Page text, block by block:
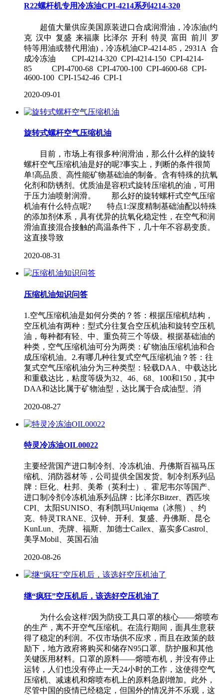
R22螺杆机专用冷冻油CPI-4214系列4214-320
超值大量供应美国原装进口合成润滑油，冷冻油(约
克 汉中 复盛 来福康 比泽尔 开利 特灵 富田 前川 罗
特等用油或替代用油)，冷冻机油CP-4214-85，2931A 合
成冷冻油 CPI-4214-320 CPI-4214-150 CPI-4214-
85 CPI-4700-68 CPI-4700-100 CPI-4600-68 CPI-
4600-100 CPI-1542-46 CPI-1
2020-09-01
旋转式螺杆空气压缩机油
目前，市场上有很多种润滑油，那么什么样的旋转
螺杆空气压缩机油是好的呢?事实上，判断的条件很简
单!高品质、高性能矿物基础油的制备。含有特殊的抗氧
化剂和防锈剂。优质油是容积式旋转压缩机的油，可用
于压力油喷射润滑。 那么好的旋转螺杆式空气压缩
机油有什么特点呢? 特点1:深度精制基础油配以特殊
的添加剂体系，具有优异的抗氧化稳定性，在空气和润
滑油直接混合接触的高温条件下，几十年不容易变质。
这直接导致
2020-08-31
压缩机油知识问答
1.空气压缩机油是如何分类的？答：根据压缩机结构，
空压机油有两种：型式分往复合空压机油和旋转空压机
油，每种都有轻、中、重负荷三个等级。根据基础油的
种类，空气压缩机油可分为两类：矿物油压缩机油和合
成压缩机油。2.有哪几种往复式空气压缩机油？答：往
复式空气压缩机油分为三种类型：轻载DAA、中载达比
和重载达比，粘度等级为32、46、68、100和150，其中
DAA和达比属于矿物油型，达比属于合成油型。消
2020-08-27
特灵冷冻油OIL00022
主要经营国产进口制冷剂、冷冻机油、丹佛斯百福马压
缩机、消防器材等，公司提供全国发货。制冷剂系列品
牌：巨化、杜邦、美希（英利士）、霍尼韦尔等国产、
进口制冷剂冷冻机油系列品牌：比泽尔Bitzer、西匹埃
CPI、太阳SUNISO、有利凯玛Uniqema（冰熊）、约
克、特灵TRANE、汉钟、开利、复盛、丹佛斯、昆仑
KunLun、壳牌、福斯、加德士Cailex、嘉实多Castrol、
美孚Mobil、英国石油
2020-08-26
继“疯狂”空压机后，该选好空压机油了
为什么会这样?因为防疫工具口罩的核心——熔喷布
的生产，离不开空气压缩机。在流行期间，面具生意获
得了稳定的利润。不仅市场供不应求，而且在政策的鼓
励下，地方政府将购买和储存N95口罩、防护服和其他
关键医用材料。口罩的原料——熔喷布机，并没有停止
运转，人们也没有停止一天24小时的工作，这使得空气
压缩机、减速机和熔喷布机上的原料急剧增加。此外，
尽管中国的疫情已经稳定，但国外的情况并不乐观，这